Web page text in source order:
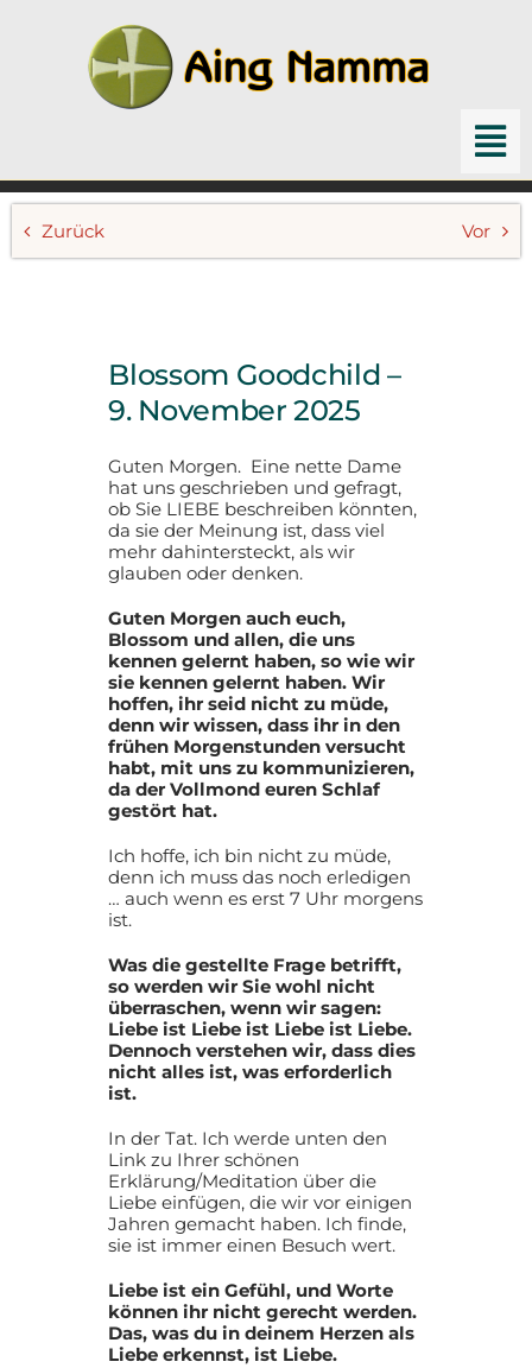
Home
Archiv
nach:
Zurück Vor
Blossom Goodchild –
9. November 2025
Guten Morgen. Eine nette Dame
hat uns geschrieben und gefragt,
ob Sie LIEBE beschreiben könnten,
da sie der Meinung ist, dass viel
mehr dahintersteckt, als wir
glauben oder denken.
Guten Morgen auch euch,
Blossom und allen, die uns
kennen gelernt haben, so wie wir
sie kennen gelernt haben. Wir
hoffen, ihr seid nicht zu müde,
denn wir wissen, dass ihr in den
frühen Morgenstunden versucht
habt, mit uns zu kommunizieren,
da der Vollmond euren Schlaf
gestört hat.
Ich hoffe, ich bin nicht zu müde,
denn ich muss das noch erledigen
… auch wenn es erst 7 Uhr morgens
ist.
Was die gestellte Frage betrifft,
so werden wir Sie wohl nicht
überraschen, wenn wir sagen:
Liebe ist Liebe ist Liebe ist Liebe.
Dennoch verstehen wir, dass dies
nicht alles ist, was erforderlich
ist.
In der Tat. Ich werde unten den
Link zu Ihrer schönen
Erklärung/Meditation über die
Liebe einfügen, die wir vor einigen
Jahren gemacht haben. Ich finde,
sie ist immer einen Besuch wert.
Liebe ist ein Gefühl, und Worte
können ihr nicht gerecht werden.
Das, was du in deinem Herzen als
Liebe erkennst, ist Liebe.